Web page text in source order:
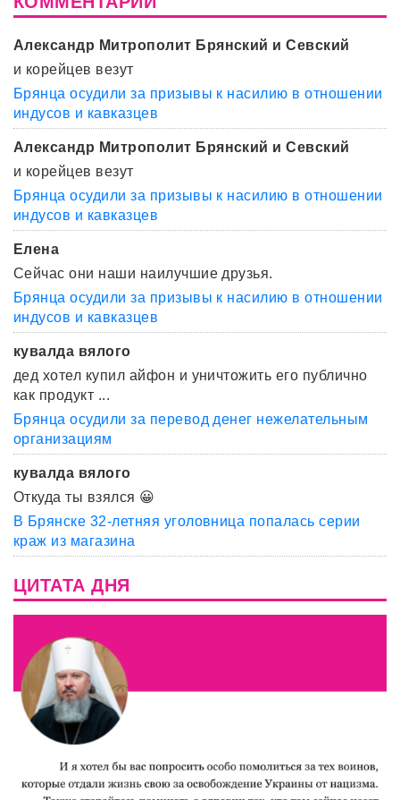
Александр Митрополит Брянский и Севский
и корейцев везут
Брянца осудили за призывы к насилию в отношении
индусов и кавказцев
Александр Митрополит Брянский и Севский
и корейцев везут
Брянца осудили за призывы к насилию в отношении
индусов и кавказцев
Елена
Сейчас они наши наилучшие друзья.
Брянца осудили за призывы к насилию в отношении
индусов и кавказцев
кувалда вялого
дед хотел купил айфон и уничтожить его публично
как продукт ...
Брянца осудили за перевод денег нежелательным
организациям
кувалда вялого
Откуда ты взялся 😀
В Брянске 32-летняя уголовница попалась серии
краж из магазина
ЦИТАТА ДНЯ